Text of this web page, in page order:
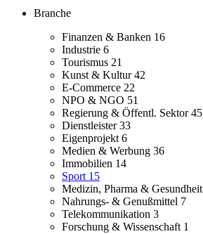
Branche
Finanzen & Banken 16
Industrie 6
Tourismus 21
Kunst & Kultur42
E-Commerce 22
NPO & NGO 51
Regierung & Öffentl. Sektor45
Dienstleister33
Eigenprojekt 6
Medien & Werbung 36
Immobilien 14
Sport 15
Medizin, Pharma & Gesundheit
Nahrungs- & Genußmittel 7
Telekommunikation 3
Forschung & Wissenschaft 1